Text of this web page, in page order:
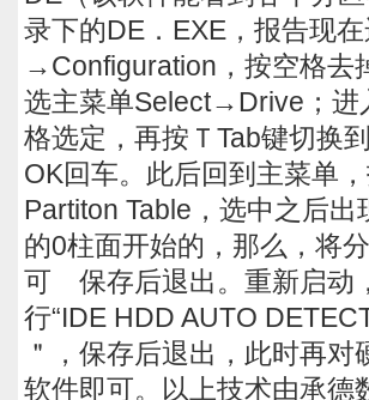
录下的DE．EXE，报告现
→Configuration，按空格去
选主菜单Select→Drive；
格选定，再按ＴTab键切换
OK回车。此后回到主菜单
Partiton Table，选中之后
的0柱面开始的，那么，将
可 保存后退出。重新启动
行“IDE HDD AUTO
＂，保存后退出，此时再
软件即可。以上技术由承德